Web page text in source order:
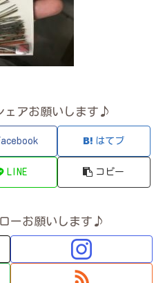
ェアお願いします♪
はてブ
LINE コピー
ーお願いします♪